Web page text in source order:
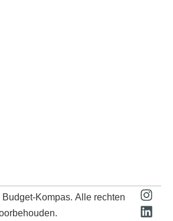
Budget-Kompas. Alle rechten